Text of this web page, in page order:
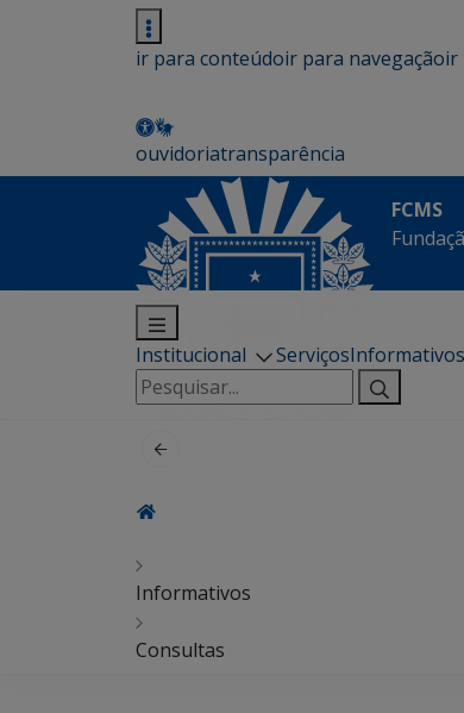
ir para conteúdoir para navegaçãoir
ouvidoriatransparência
FCMS
Institucional ServiçosInformativos
Pesquisar
por:
Informativos
Consultas